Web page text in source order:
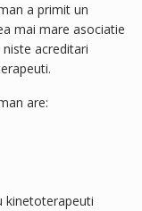
a primit un
mai mare asociatie
acreditari
are:
kinetoterapeuti